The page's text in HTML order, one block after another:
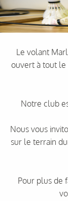
Le volant
ouvert à tout
Notre club
Nous vous
sur le terrain
Pour plus de